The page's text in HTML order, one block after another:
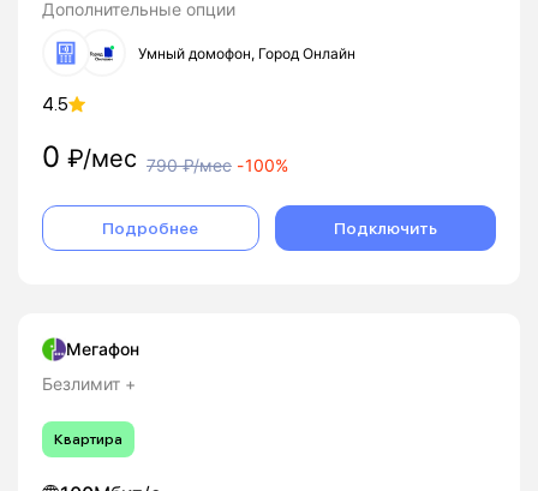
Дополнительные опции
Умный домофон, Город Онлайн
4.5
0 ₽/мес 790₽/мес -100%
Подробнее Подключить
Мегафон
Безлимит +
Квартира